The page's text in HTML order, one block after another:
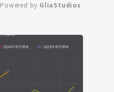
Mute
Powered by GliaStudios